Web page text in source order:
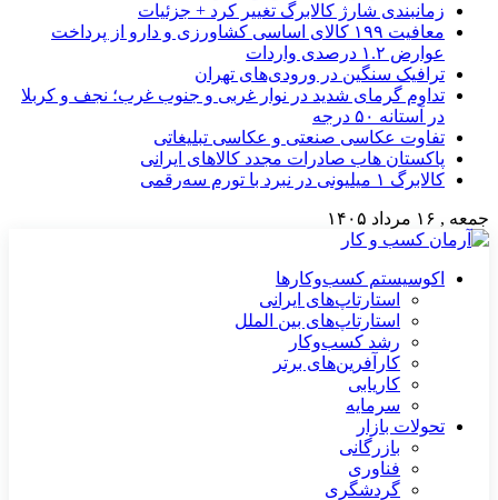
زمانبندی شارژ کالابرگ تغییر کرد + جزئیات
معافیت ۱۹۹ کالای اساسی کشاورزی و دارو از پرداخت
عوارض ۱.۲ درصدی واردات
ترافیک سنگین در ورودی‌های تهران
تداوم گرمای شدید در نوار غربی و جنوب غرب؛ نجف و کربلا
در آستانه ۵۰ درجه
تفاوت عکاسی صنعتی و عکاسی تبلیغاتی
پاکستان هاب صادرات مجدد کالاهای ایرانی
کالابرگ ۱ میلیونی در نبرد با تورم سه‌رقمی
جمعه , ۱۶ مرداد ۱۴۰۵
اکوسیستم کسب‌وکارها
استارتاپ‌های ایرانی
استارتاپ‌های بین الملل
رشد کسب‌وکار
کارآفرین‌های برتر
کاریابی
سرمایه
تحولات بازار
بازرگانی
فناوری
گردشگری